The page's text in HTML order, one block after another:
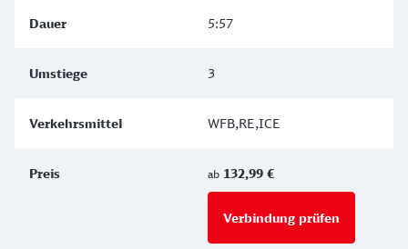
5:57
3
WFB,RE,ICE
ab 132,99 €
Verbindung prüfen